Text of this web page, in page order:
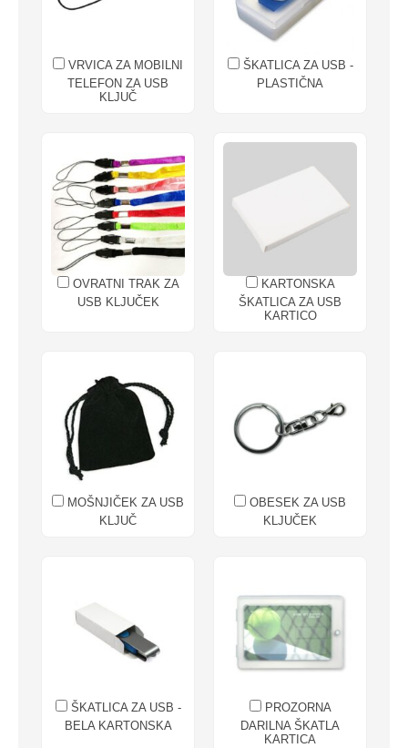
VRVICA ZA MOBILNI
TELEFON ZA USB
KLJUČ
ŠKATLICA ZA USB -
PLASTIČNA
OVRATNI TRAK ZA
USB KLJUČEK
KARTONSKA
ŠKATLICA ZA USB
KARTICO
MOŠNJIČEK ZA USB
KLJUČ
OBESEK ZA USB
KLJUČEK
ŠKATLICA ZA USB -
BELA KARTONSKA
PROZORNA
DARILNA ŠKATLA
KARTICA